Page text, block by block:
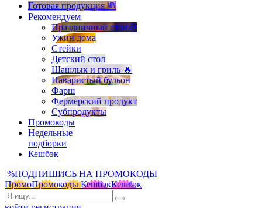
Готовая продукция 🆕
Рекомендуем
Праздничный стол🎉
Ужин дома
Стейки
Детский стол
Шашлык и гриль 🔥
Наваристый бульон
Фарш
Фермерский продукт
Субпродукты
Промокоды
Недельные
подборки
Кешбэк
%ПОДПИШИСЬ НА ПРОМОКОДЫ
ПромоПромокоды КешбэкКешбэк